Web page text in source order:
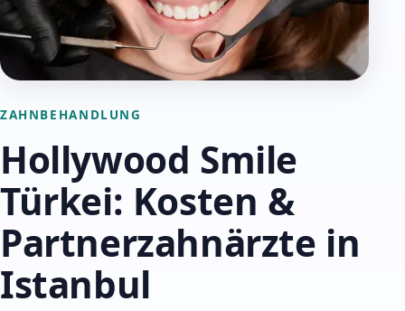
ZAHNBEHANDLUNG
Hollywood Smile
Türkei: Kosten &
Partnerzahnärzte in
Istanbul